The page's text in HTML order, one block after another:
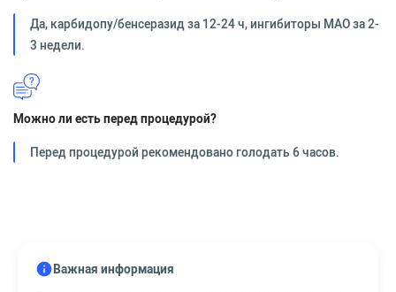
Да, карбидопу/бенсеразид за 12-24 ч, ингибиторы МАО за 2-
3 недели.
Можно ли есть перед процедурой?
Перед процедурой рекомендовано голодать 6 часов.
Важная информация